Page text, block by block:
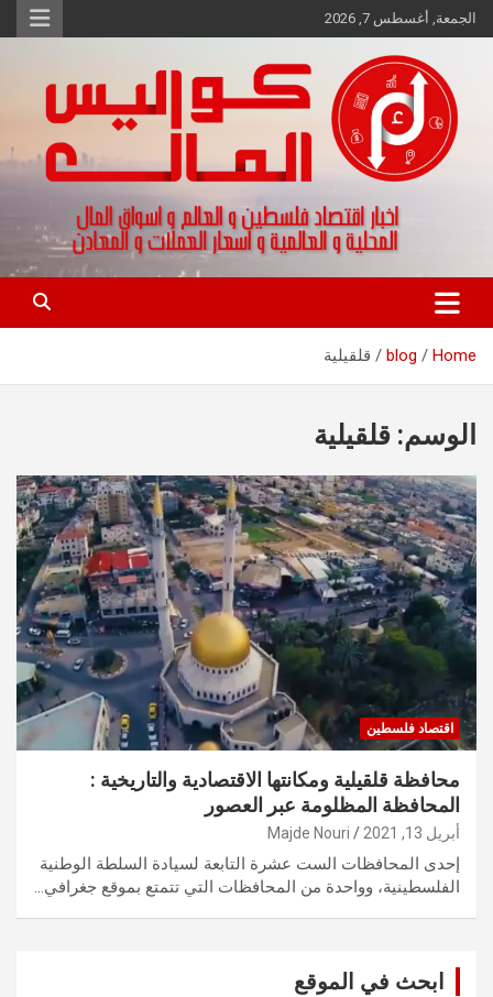
Skip
to
الجمعة, أغسطس 7, 2026
كواليس المال
اخبار اقتصاد فلسطين و العالم و تقارير اسواق المال و العملات
Home
blog قلقيلية
الوسم: قلقيلية
اقتصاد فلسطين
محافظة قلقيلية ومكانتها الاقتصادية والتاريخية :
المحافظة المظلومة عبر العصور
أبريل 13, 2021 Majde Nouri
إحدى المحافظات الست عشرة التابعة لسيادة السلطة الوطنية
الفلسطينية، وواحدة من المحافظات التي تتمتع بموقع جغرافي…
ابحث في الموقع